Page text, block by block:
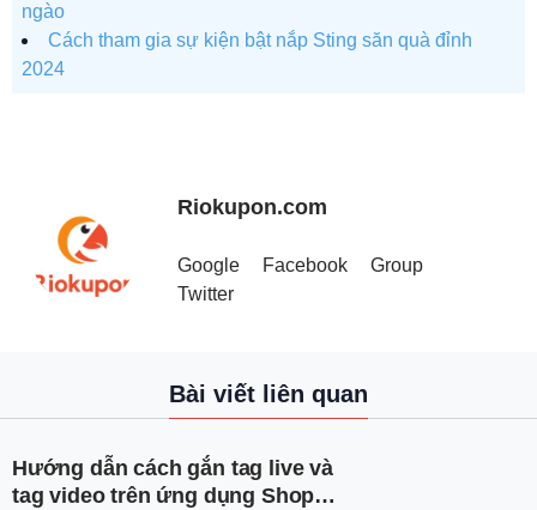
ngào
Cách tham gia sự kiện bật nắp Sting săn quà đỉnh
2024
Riokupon.com
Google Facebook
Group
Twitter
Bài viết liên quan
Hướng dẫn cách gắn tag live và
tag video trên ứng dụng Shopee